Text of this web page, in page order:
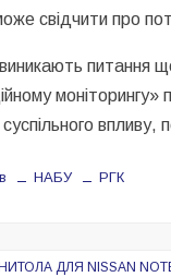
свідчити про
виникають питання
впливу,
НАБУ РГК
ДЛЯ NISSAN